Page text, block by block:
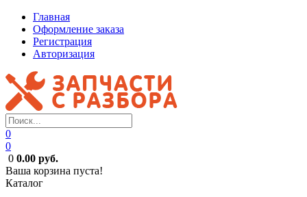
Главная
Оформление заказа
Регистрация
Авторизация
0
0
0 0.00 руб.
Ваша корзина пуста!
Каталог